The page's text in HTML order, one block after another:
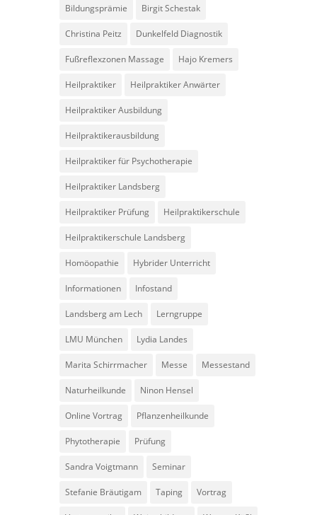
Bildungsprämie Birgit Schestak
Christina Peitz Dunkelfeld Diagnostik
Fußreflexzonen Massage Hajo Kremers
Heilpraktiker Heilpraktiker Anwärter
Heilpraktiker Ausbildung
Heilpraktikerausbildung
Heilpraktiker für Psychotherapie
Heilpraktiker Landsberg
Heilpraktiker Prüfung Heilpraktikerschule
Heilpraktikerschule Landsberg
Homöopathie Hybrider Unterricht
Informationen Infostand
Landsberg am Lech Lerngruppe
LMU München Lydia Landes
Marita Schirrmacher Messe Messestand
Naturheilkunde Ninon Hensel
Online Vortrag Pflanzenheilkunde
Phytotherapie Prüfung
Sandra Voigtmann Seminar
Stefanie Bräutigam Taping Vortrag